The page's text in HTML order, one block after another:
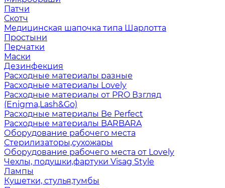
Патчи
Скотч
Медицинская шапочка типа Шарлотта
Простыни
Перчатки
Маски
Дезинфекция
Расходные материалы разные
Расходные материалы Lovely
Расходные материалы от PRO Взгляд
(Enigma,Lash&Go)
Расходные материалы Be Perfect
Расходные материалы BARBARA
Оборудование рабочего места
Стерилизаторы,сухожары
Оборудование рабочего места от Lovely
Чехлы, подушки,фартуки Visag Style
Лампы
Кушетки, стулья,тумбы